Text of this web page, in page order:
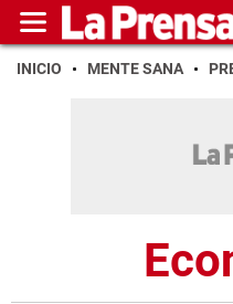
INICIO MENTE SANA